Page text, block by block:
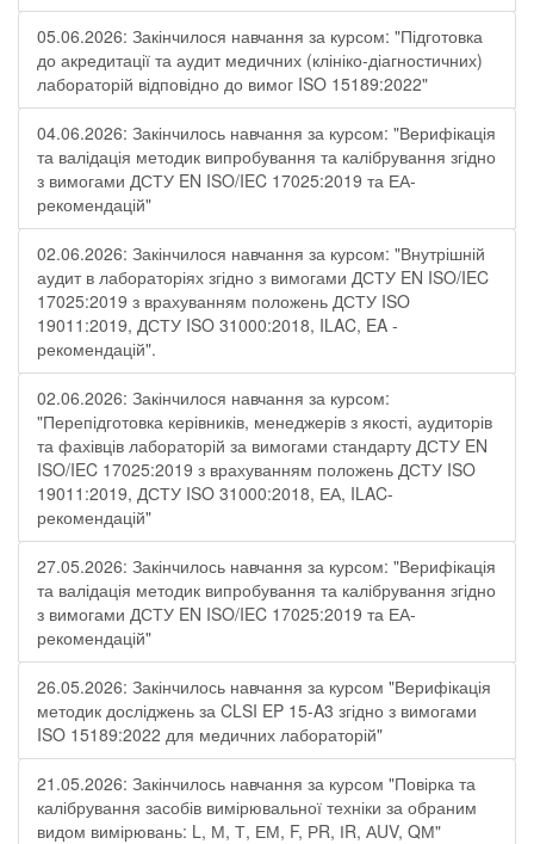
05.06.2026: Закінчилося навчання за курсом: "Підготовка
до акредитації та аудит медичних (клініко-діагностичних)
лабораторій відповідно до вимог ISO 15189:2022"
04.06.2026: Закінчилось навчання за курсом: "Верифікація
та валідація методик випробування та калібрування згідно
з вимогами ДСТУ EN ISO/IEC 17025:2019 та ЕА-
рекомендацій"
02.06.2026: Закінчилося навчання за курсом: "Внутрішній
аудит в лабораторіях згідно з вимогами ДСТУ EN ISO/IEC
17025:2019 з врахуванням положень ДСТУ ISO
19011:2019, ДСТУ ISO 31000:2018, ILAC, EA -
рекомендацій".
02.06.2026: Закінчилося навчання за курсом:
"Перепідготовка керівників, менеджерів з якості, аудиторів
та фахівців лабораторій за вимогами стандарту ДСТУ EN
ISO/IEC 17025:2019 з врахуванням положень ДСТУ ISO
19011:2019, ДСТУ ISO 31000:2018, ЕА, ILAC-
рекомендацій"
27.05.2026: Закінчилось навчання за курсом: "Верифікація
та валідація методик випробування та калібрування згідно
з вимогами ДСТУ EN ISO/IEC 17025:2019 та ЕА-
рекомендацій"
26.05.2026: Закінчилось навчання за курсом "Верифікація
методик досліджень за CLSI EP 15-A3 згідно з вимогами
ISO 15189:2022 для медичних лабораторій"
21.05.2026: Закінчилось навчання за курсом "Повірка та
калібрування засобів вимірювальної техніки за обраним
видом вимірювань: L, М, Т, ЕМ, F, РR, ІR, АUV, QМ"